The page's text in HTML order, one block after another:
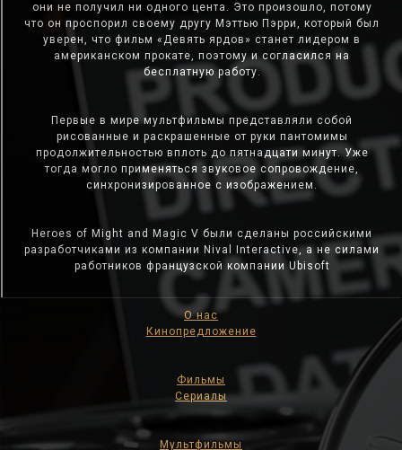
они не получил ни одного цента. Это произошло, потому
что он проспорил своему другу Мэттью Пэрри, который был
уверен, что фильм «Девять ярдов» станет лидером в
американском прокате, поэтому и согласился на
бесплатную работу.
Первые в мире мультфильмы представляли собой
рисованные и раскрашенные от руки пантомимы
продолжительностью вплоть до пятнадцати минут. Уже
тогда могло применяться звуковое сопровождение,
синхронизированное с изображением.
Heroes of Might and Magic V были сделаны российскими
разработчиками из компании Nival Interactive, а не силами
работников французской компании Ubisoft
О нас
Кинопредложение
Фильмы
Сериалы
Мультфильмы